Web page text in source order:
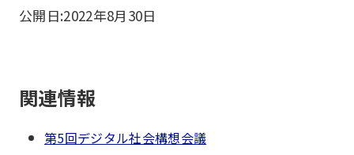
公開日:2022年8月30日
関連情報
第5回デジタル社会構想会議